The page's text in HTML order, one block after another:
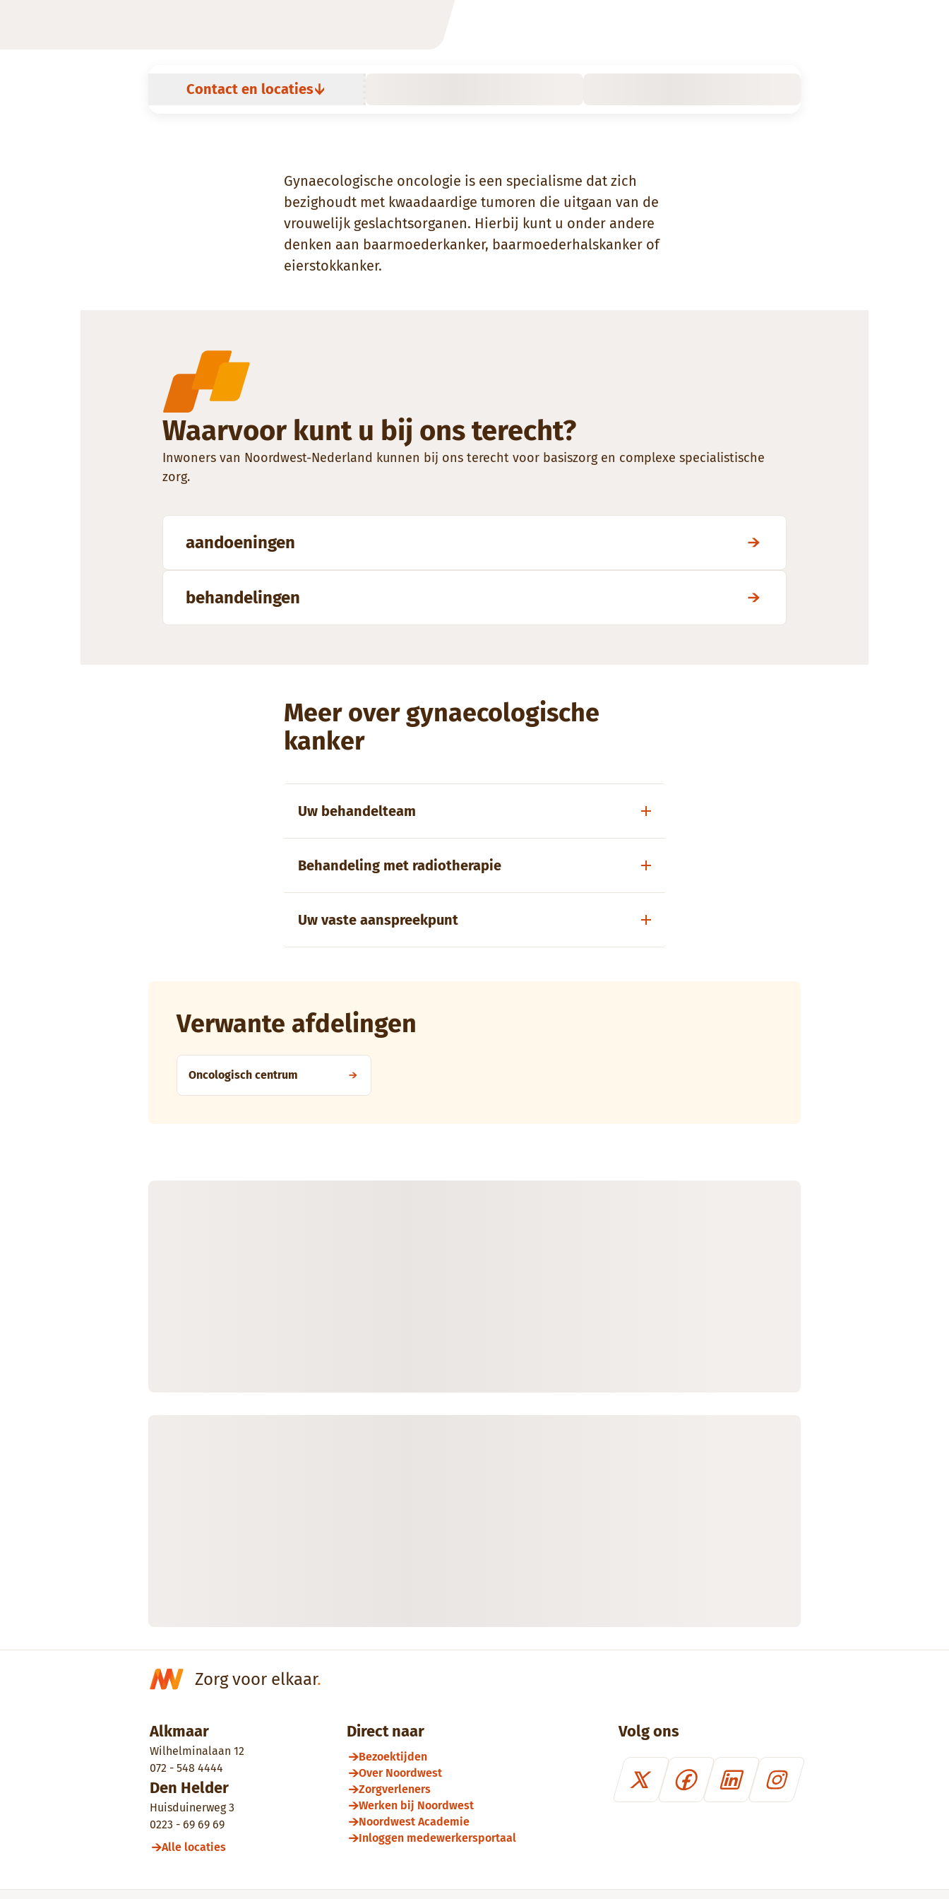
Contact en locaties
Gynaecologische oncologie is een specialisme dat zich
bezighoudt met kwaadaardige tumoren die uitgaan van de
vrouwelijk geslachtsorganen. Hierbij kunt u onder andere
denken aan baarmoederkanker, baarmoederhalskanker of
eierstokkanker.
Waarvoor kunt u bij ons terecht?
Inwoners van Noordwest-Nederland kunnen bij ons terecht voor basiszorg en complexe specialistische
zorg.
aandoeningen
behandelingen
Meer over gynaecologische
kanker
Uw behandelteam
Behandeling met radiotherapie
Uw vaste aanspreekpunt
Verwante afdelingen
Oncologisch centrum
Zorg voor elkaar.
Alkmaar
Wilhelminalaan 12
072 - 548 4444
Den Helder
Huisduinerweg 3
0223 - 69 69 69
Alle locaties
Direct naar
Bezoektijden
Over Noordwest
Zorgverleners
Werken bij Noordwest
Noordwest Academie
Inloggen medewerkersportaal
Volg ons